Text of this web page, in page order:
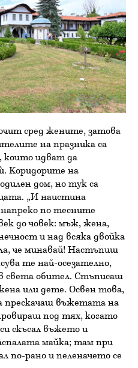
сред жените, затова
на празника са
които идват да
Коридорите на
дом, но тук са
„И наистина
по тесните
до човек: мъж, жена,
и над всяка двойка
че минавай! Настъпиш
те най-осезателно,
в света обител. Стъписаш
или дете. Освен това,
прескачаш въжетата на
под тях, когато
скъсал въжето и
майка; там при
по-рано и пеленачето се